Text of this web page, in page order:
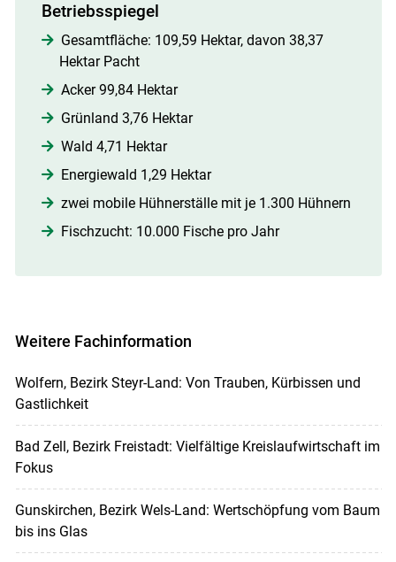
Betriebsspiegel
Gesamtfläche: 109,59 Hektar, davon 38,37
Hektar Pacht
Acker 99,84 Hektar
Grünland 3,76 Hektar
Wald 4,71 Hektar
Energiewald 1,29 Hektar
zwei mobile Hühnerställe mit je 1.300 Hühnern
Fischzucht: 10.000 Fische pro Jahr
Weitere Fachinformation
Wolfern, Bezirk Steyr-Land: Von Trauben, Kürbissen und
Gastlichkeit
Bad Zell, Bezirk Freistadt: Vielfältige Kreislaufwirtschaft im
Fokus
Gunskirchen, Bezirk Wels-Land: Wertschöpfung vom Baum
bis ins Glas